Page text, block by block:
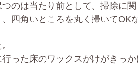
のは当たり前として、掃除に
、四角いところを丸く掃いてOK
った床のワックスがけがきっか